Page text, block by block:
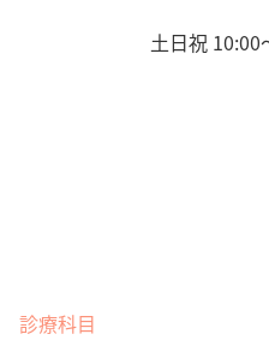
土日祝
診療科目